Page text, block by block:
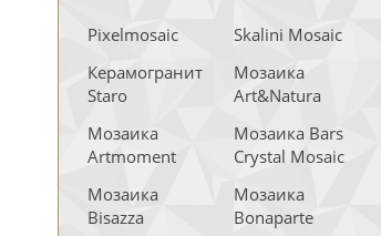
Pixelmosaic
Skalini Mosaic
Керамогранит
Staro
Мозаика
Art&Natura
Мозаика
Artmoment
Мозаика Bars
Crystal Mosaic
Мозаика
Bisazza
Мозаика
Bonaparte